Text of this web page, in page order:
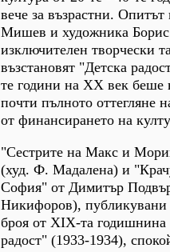
вече за възрастни. Опитът
Мишев и художника
изключителен творчески
възстановят "Детска
те години на ХХ век беше
почти пълното оттегляне
от финансирането на
"Сестрите на Макс и
(худ. Ф. Мадалена) и
София" от Димитър
Никифоров), публикувани
броя от ХIX-та годишнина
радост" (1933-1934),